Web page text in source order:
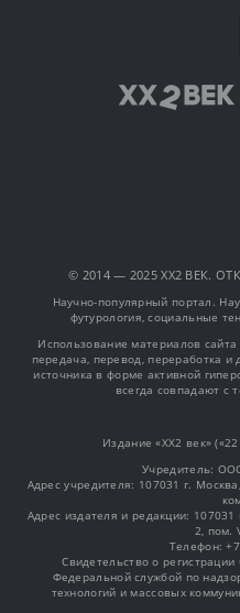
© 2014 — 2025 XX2 ВЕК.
Научно-популярный портал.
футурология, социальные
Использование материалов
передача, перевод, переработка и
источника в форме активной
всегда совпадают с
Издание «XX2 век»
Учредитель:
Адрес учредителя: 107031 г.
Адрес издателя и редакции:
2, пом.
Телефон:
Свидетельство о
Федеральной службой по
технологий и массовых